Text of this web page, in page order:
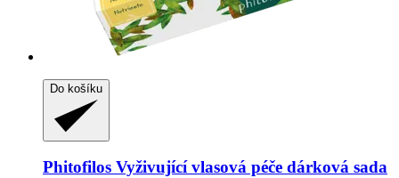
Do košíku
Phitofilos Vyživující vlasová péče dárková sada